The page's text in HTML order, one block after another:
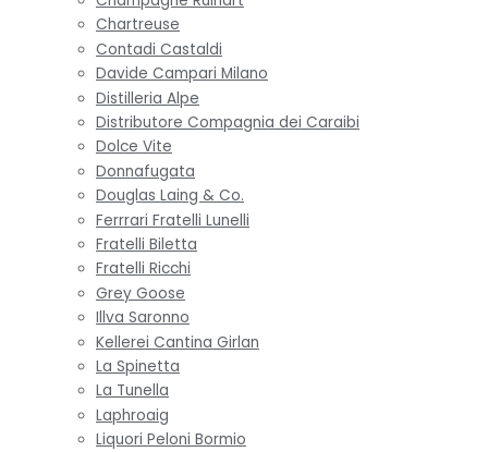
Chartreuse
Contadi Castaldi
Davide Campari Milano
Distilleria Alpe
Distributore Compagnia dei Caraibi
Dolce Vite
Donnafugata
Douglas Laing & Co.
Ferrrari Fratelli Lunelli
Fratelli Biletta
Fratelli Ricchi
Grey Goose
Illva Saronno
Kellerei Cantina Girlan
La Spinetta
La Tunella
Laphroaig
Liquori Peloni Bormio